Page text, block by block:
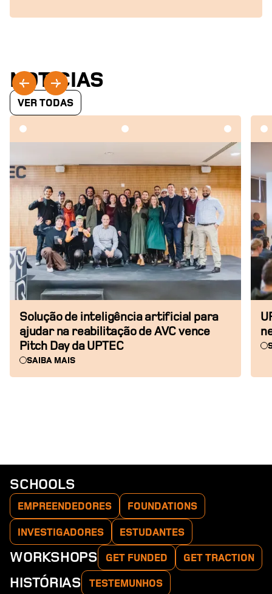
NOTÍCIAS
VER TODAS
Solução de inteligência artificial para
ajudar na reabilitação de AVC vence
Pitch Day da UPTEC
SAIBA MAIS
SCHOOLS
EMPREENDEDORES FOUNDATIONS
INVESTIGADORES ESTUDANTES
WORKSHOPS GET FUNDED GET TRACTION
HISTÓRIAS TESTEMUNHOS